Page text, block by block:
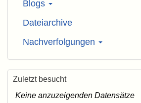
Blogs
Dateiarchive
Nachverfolgungen
Zuletzt besucht
Keine anzuzeigenden Datensätze